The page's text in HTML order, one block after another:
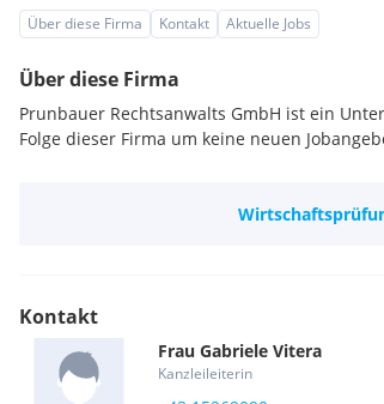
Über diese Firma Kontakt Aktuelle Jobs
Über diese Firma
Prunbauer Rechtsanwalts GmbH ist ein
Folge dieser Firma um keine neuen
Kontakt
Frau Gabriele Vitera
Kanzleileiterin